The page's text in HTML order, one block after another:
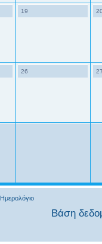
19
26
Ημερολόγιο
Βάση